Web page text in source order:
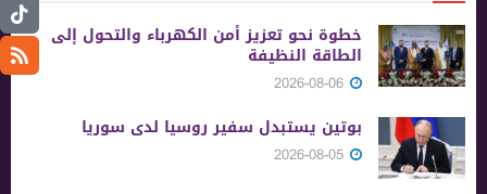
خطوة نحو تعزيز أمن الكهرباء والتحول إلى
الطاقة النظيفة
بوتين يستبدل سفير روسيا لدى سوريا